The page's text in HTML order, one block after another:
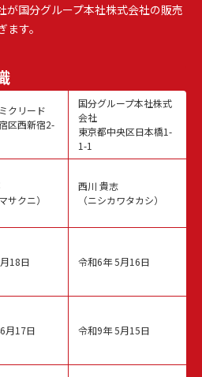
が国分グループ本社株式会社の販売
す。
クリード
区西新宿2-
サクニ）
18日
月17日
国分グループ本社株式
会社
東京都中央区日本橋1-
1-1
西川 貴志
（ニシカワタカシ）
令和6年 5月16日
令和9年 5月15日